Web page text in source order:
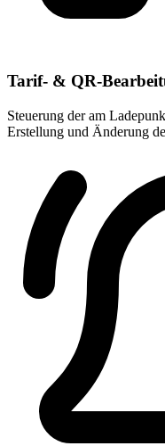
Tarif- & QR-
Steuerung der am
Erstellung und Änderung